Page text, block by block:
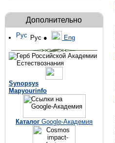
Дополнительно
Рус ● Eng
Synopsys
Mapyourinfo
Каталог Google-Академия